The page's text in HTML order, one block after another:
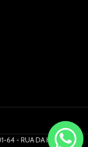
- RUA DA HORA 61,